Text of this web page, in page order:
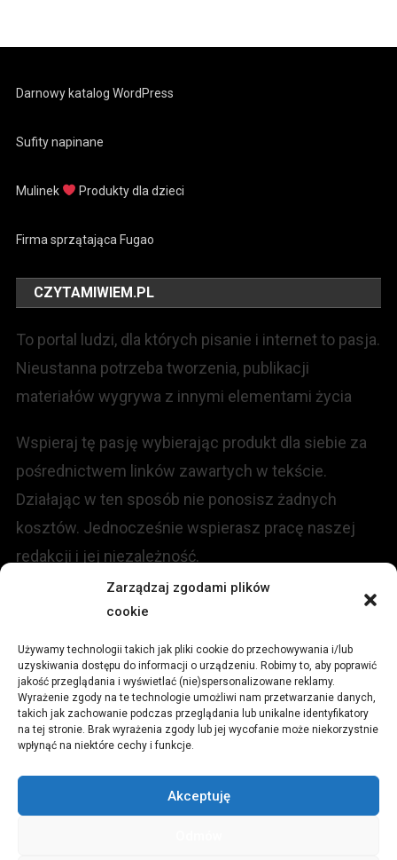
Zarządzaj zgodami plików
cookie
Używamy technologii takich jak pliki cookie do przechowywania i/lub
uzyskiwania dostępu do informacji o urządzeniu. Robimy to, aby poprawić
jakość przeglądania i wyświetlać (nie)spersonalizowane reklamy.
Wyrażenie zgody na te technologie umożliwi nam przetwarzanie danych,
takich jak zachowanie podczas przeglądania lub unikalne identyfikatory
na tej stronie. Brak wyrażenia zgody lub jej wycofanie może niekorzystnie
wpłynąć na niektóre cechy i funkcje.
Akceptuję
Darnowy katalog WordPress
Sufity napinane
Mulinek Produkty dla dzieci
Firma sprzątająca Fugao
CZYTAMIWIEM.PL
To portal ludzi, dla których pisanie i internet to pasja.
Nieustanna potrzeba tworzenia, publikacji
materiałów wygrywa z innymi elementami życia
Wspieraj tę pasję wybierając produkt dla siebie za
pośrednictwem linków zawartych w tekście.
Działając w ten sposób nie ponosisz żadnych
kosztów. Jednocześnie wspierasz pracę naszej
redakcji i jej niezależność.
Redakcja portalu:
ul.Stara 13, 42-600 Tarnowskie Góry
TEL:+48 509 547 822
redakcja@czytamiwiem.pl